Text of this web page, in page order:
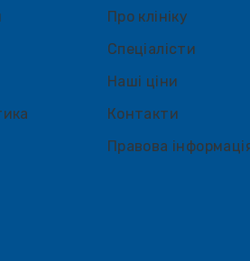
Про клініку
Спеціалісти
Наші ціни
Контакти
Правова